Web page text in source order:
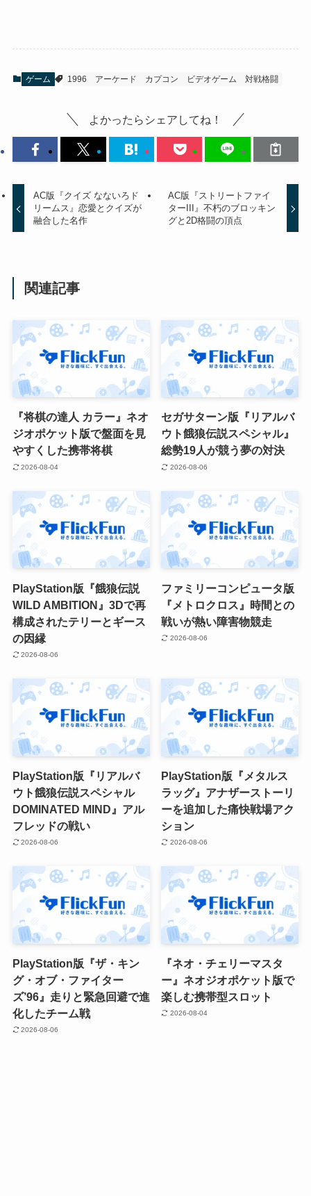
ゲーム 1996 アーケード カプコン ビデオゲーム 対戦格闘
よかったらシェアしてね！
AC版『クイズ なないろド
リームス』恋愛とクイズが
融合した名作
AC版『ストリートファイ
ターIII』不朽のブロッキン
グと2D格闘の頂点
関連記事
『将棋の達人 カラー』ネオ
ジオポケット版で盤面を見
やすくした携帯将棋
2026-08-04
セガサターン版『リアルバ
ウト餓狼伝説スペシャル』
総勢19人が競う夢の対決
2026-08-06
PlayStation版『餓狼伝説
WILD AMBITION』3Dで再
構成されたテリーとギース
の因縁
2026-08-06
ファミリーコンピュータ版
『メトロクロス』時間との
戦いが熱い障害物競走
2026-08-06
PlayStation版『リアルバ
ウト餓狼伝説スペシャル
DOMINATED MIND』アル
フレッドの戦い
2026-08-06
PlayStation版『メタルス
ラッグ』アナザーストーリ
ーを追加した痛快戦場アク
ション
2026-08-06
PlayStation版『ザ・キン
グ・オブ・ファイター
ズ’96』走りと緊急回避で進
化したチーム戦
2026-08-06
『ネオ・チェリーマスタ
ー』ネオジオポケット版で
楽しむ携帯型スロット
2026-08-04